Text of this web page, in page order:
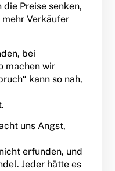
Preise senken,
Verkäufer
bei
machen wir
kann so nah,
uns Angst,
erfunden, und
Jeder hätte es